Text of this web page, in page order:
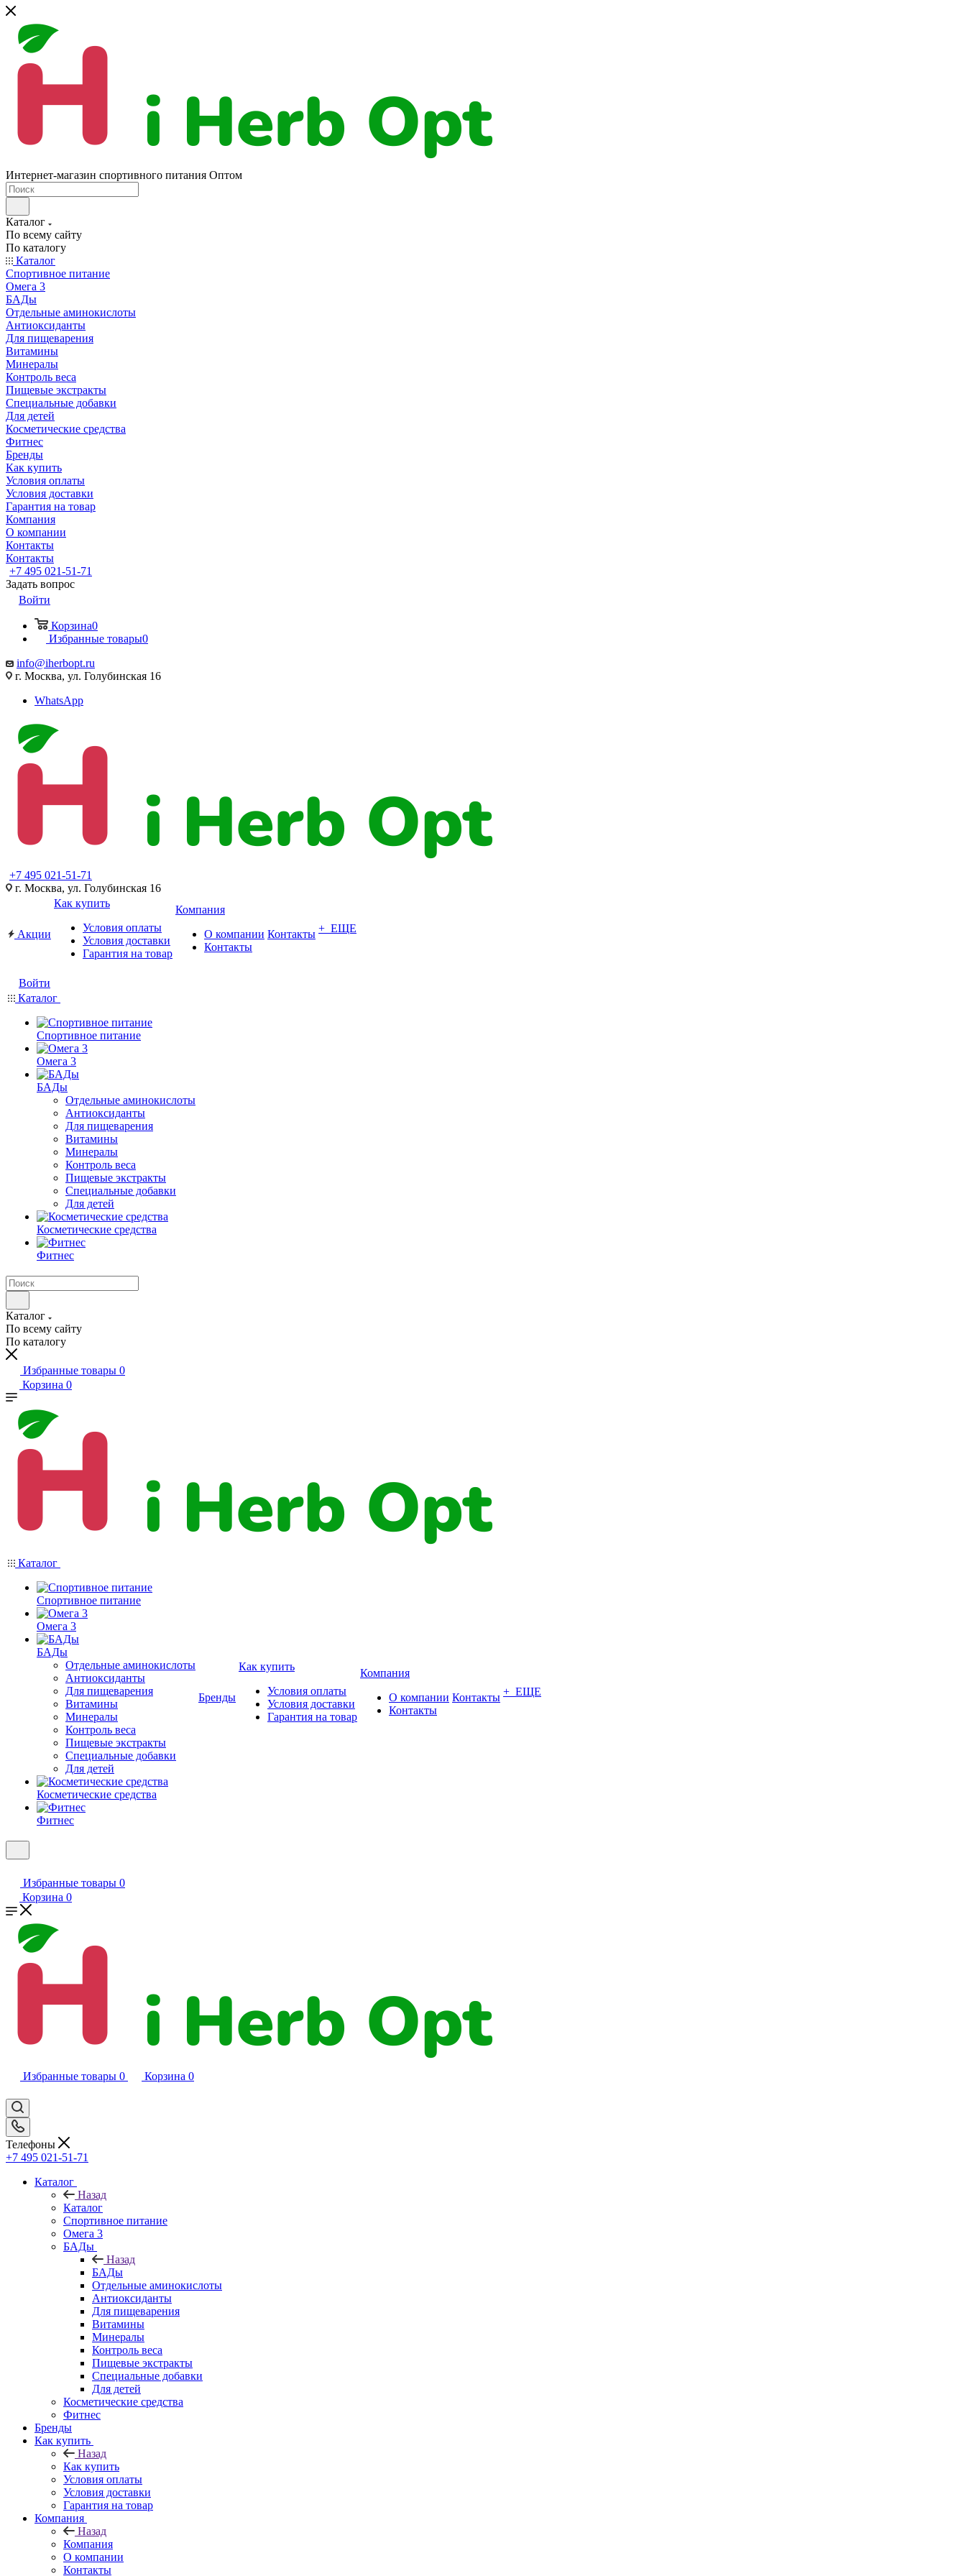
Интернет-магазин спортивного питания Оптом
Каталог
По всему сайту
По каталогу
Каталог
Спортивное питание
Омега 3
БАДы
Отдельные аминокислоты
Антиоксиданты
Для пищеварения
Витамины
Минералы
Контроль веса
Пищевые экстракты
Специальные добавки
Для детей
Косметические средства
Фитнес
Бренды
Как купить
Условия оплаты
Условия доставки
Гарантия на товар
Компания
О компании
Контакты
Контакты
+7 495 021-51-71
Задать вопрос
Войти
Корзина0
Избранные товары0
info@iherbopt.ru
г. Москва, ул. Голубинская 16
WhatsApp
+7 495 021-51-71
г. Москва, ул. Голубинская 16
Акции
Как купить
Условия оплаты
Условия доставки
Гарантия на товар
Компания
О компании
Контакты
Контакты + ЕЩЕ
Войти
Каталог
Спортивное питание
Омега 3
БАДы
Отдельные аминокислоты
Антиоксиданты
Для пищеварения
Витамины
Минералы
Контроль веса
Пищевые экстракты
Специальные добавки
Для детей
Косметические средства
Фитнес
Каталог
По всему сайту
По каталогу
Избранные товары 0
Корзина 0
Каталог
Спортивное питание
Омега 3
БАДы
Отдельные аминокислоты
Антиоксиданты
Для пищеварения
Витамины
Минералы
Контроль веса
Пищевые экстракты
Специальные добавки
Для детей
Косметические средства
Фитнес
Бренды
Как купить
Условия оплаты
Условия доставки
Гарантия на товар
Компания
О компании
Контакты
Контакты + ЕЩЕ
Избранные товары 0
Корзина 0
Избранные товары 0 Корзина 0
Телефоны
+7 495 021-51-71
Каталог
Назад
Каталог
Спортивное питание
Омега 3
БАДы
Назад
БАДы
Отдельные аминокислоты
Антиоксиданты
Для пищеварения
Витамины
Минералы
Контроль веса
Пищевые экстракты
Специальные добавки
Для детей
Косметические средства
Фитнес
Бренды
Как купить
Назад
Как купить
Условия оплаты
Условия доставки
Гарантия на товар
Компания
Назад
Компания
О компании
Контакты